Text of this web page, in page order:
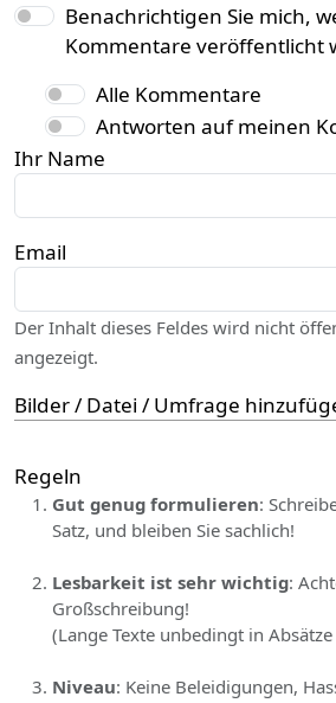
Benachrichtigen Sie mich,
Kommentare veröffentlicht
Alle Kommentare
Antworten auf meinen
Ihr Name
Email
Der Inhalt dieses Feldes wird nicht
angezeigt.
Bilder / Datei / Umfrage
Regeln
Gut genug formulieren:
Satz, und bleiben Sie sachlich!
Lesbarkeit ist sehr wichtig:
Großschreibung!
(Lange Texte unbedingt in
Niveau: Keine Beleidigungen,